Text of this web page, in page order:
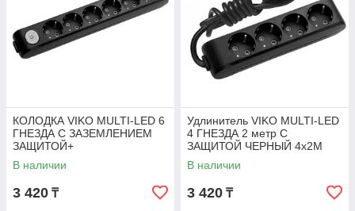
КОЛОДКА VIKO MULTI-LED 6
ГНЕЗДА С ЗАЗЕМЛЕНИЕМ
ЗАЩИТОЙ+
ВЫКЛЮЧАТЕЛЕМ
В наличии
3 420 ₸
Удлинитель VIKO MULTI-LED
4 ГНЕЗДА 2 метр C
ЗАЩИТОЙ ЧЕРНЫЙ 4x2M
В наличии
3 420 ₸